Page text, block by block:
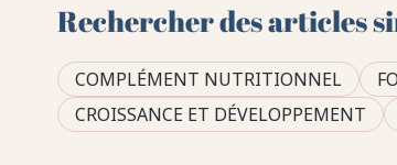
Rechercher des articles
COMPLÉMENT NUTRITIONNEL
CROISSANCE ET DÉVELOPPEMENT